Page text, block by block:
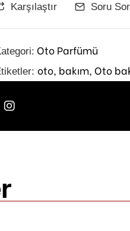
Karşılaştır Soru Sor
Oto Parfümü
oto, bakım, Oto